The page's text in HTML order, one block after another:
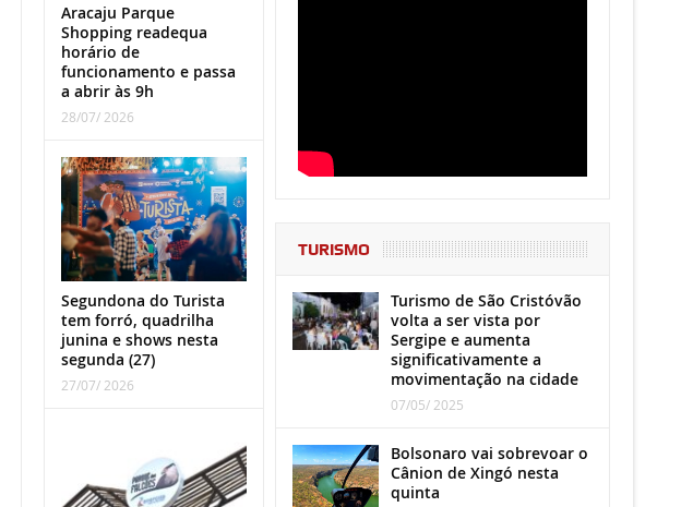
Aracaju Parque
Shopping readequa
horário de
funcionamento e passa
a abrir às 9h
28/07/ 2026
Segundona do Turista
tem forró, quadrilha
junina e shows nesta
segunda (27)
27/07/ 2026
TURISMO
Turismo de São Cristóvão
volta a ser vista por
Sergipe e aumenta
significativamente a
movimentação na cidade
07/05/ 2025
Bolsonaro vai sobrevoar o
Cânion de Xingó nesta
quinta